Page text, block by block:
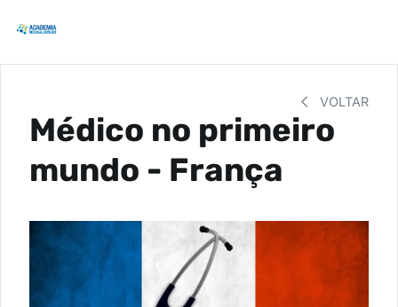
VOLTAR
Médico no primeiro
mundo - França